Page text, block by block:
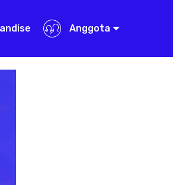
Anggota